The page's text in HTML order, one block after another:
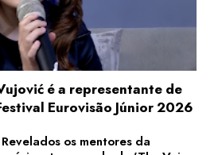
é a representante de
Eurovisão Júnior 2026
Revelados os mentores da